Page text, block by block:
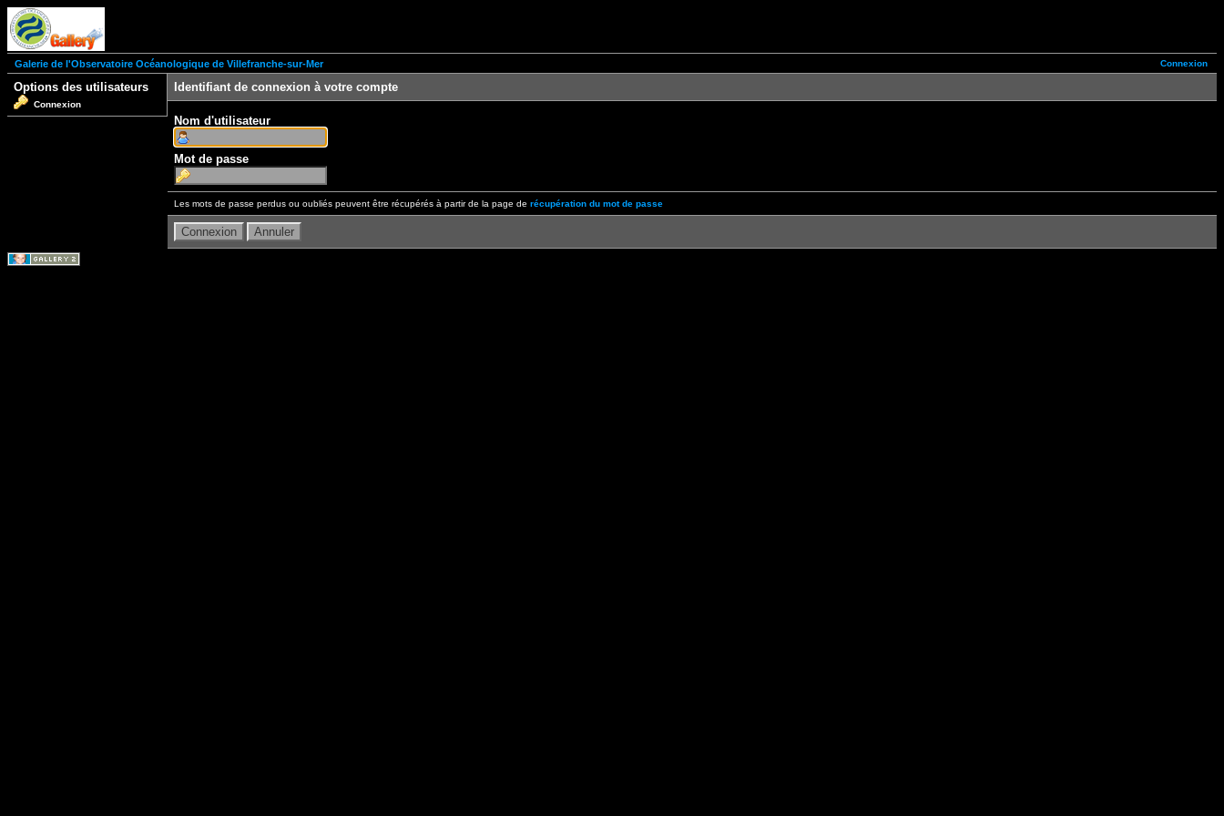
Connexion
Galerie de l'Observatoire Océanologique de Villefranche-sur-Mer
Options des utilisateurs
Connexion
Identifiant de connexion à votre compte
Nom d'utilisateur
Mot de passe
Les mots de passe perdus ou oubliés peuvent être récupérés à partir de la page de récupération du mot de passe